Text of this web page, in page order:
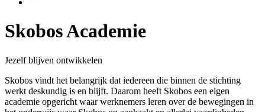
Skobos Academie
Jezelf blijven ontwikkelen
Skobos vindt het belangrijk dat iedereen die binnen de stichting
werkt deskundig is en blijft. Daarom heeft Skobos een eigen
academie opgericht waar werknemers leren over de bewegingen in